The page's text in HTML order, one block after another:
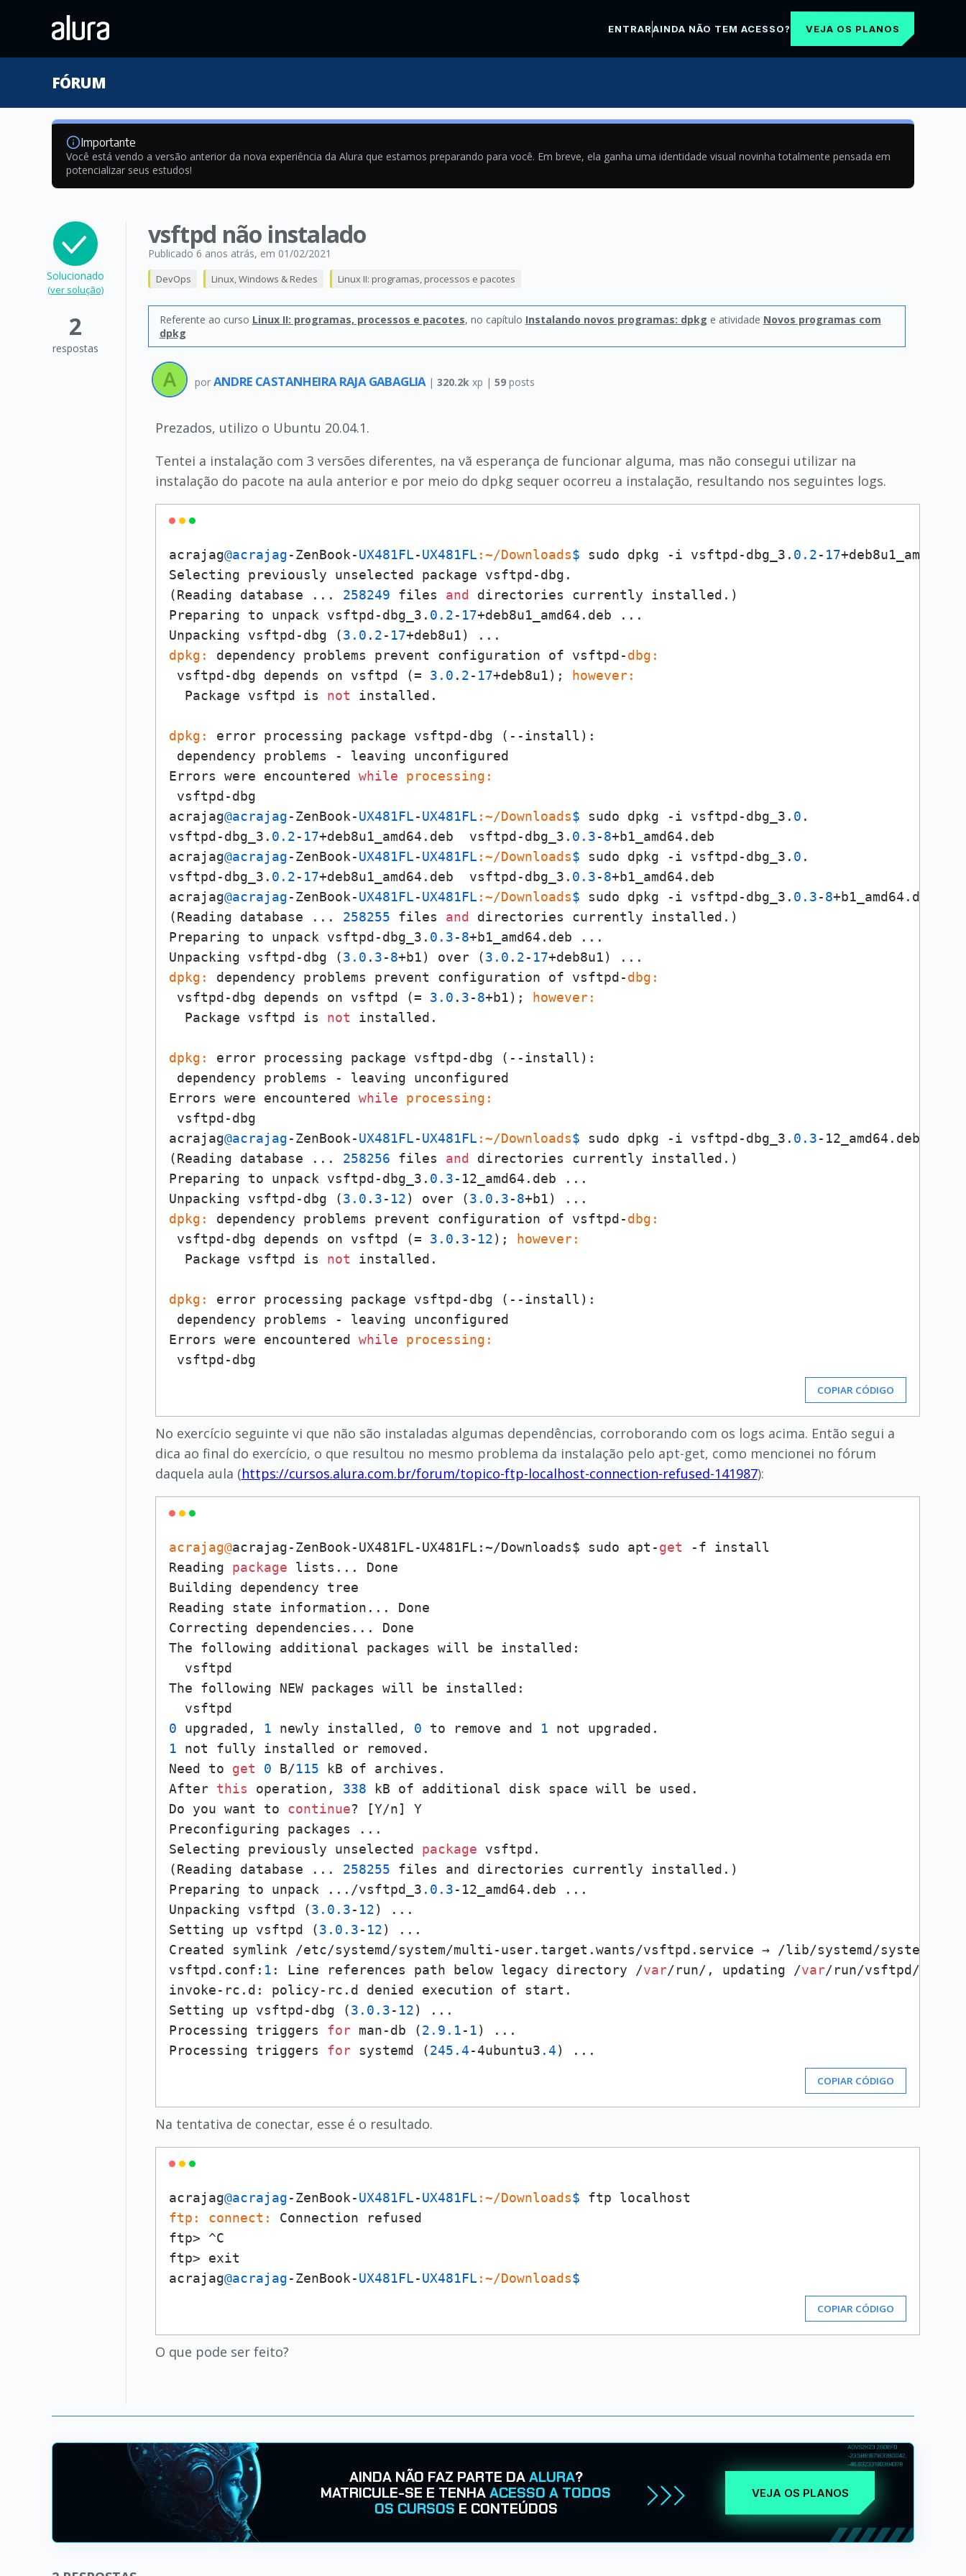
ENTRARAINDA NÃO TEM ACESSO? VEJA OS PLANOS
FÓRUM
Importante
Você está vendo a versão anterior da nova experiência da Alura que estamos preparando para você. Em breve, ela ganha uma identidade visual novinha totalmente pensada em
potencializar seus estudos!
Solucionado
(ver solução)
2
respostas
vsftpd não instalado
Publicado 6 anos atrás, em 01/02/2021
DevOps Linux, Windows & Redes Linux II: programas, processos e pacotes
Referente ao curso Linux II: programas, processos e pacotes, no capítulo Instalando novos programas: dpkg e atividade Novos programas com
dpkg
por ANDRE CASTANHEIRA RAJA GABAGLIA |320.2k xp |59 posts
Prezados, utilizo o Ubuntu 20.04.1.
Tentei a instalação com 3 versões diferentes, na vã esperança de funcionar alguma, mas não consegui utilizar na
instalação do pacote na aula anterior e por meio do dpkg sequer ocorreu a instalação, resultando nos seguintes logs.
acrajag@acrajag-ZenBook-UX481FL-UX481FL :~/Downloads$ sudo dpkg -i vsftpd-dbg_3. 0.2- 17
Selecting previously unselected package vsftpd-dbg.
(Reading database ... 258249 files and
directories currently installed.)
Preparing to unpack vsftpd-dbg_3. 0.2- 17+deb8u1_amd64.deb ...
Unpacking vsftpd-dbg (3.0 . 2- 17
dpkg:
dependency problems prevent configuration of vsftpd-dbg:
vsftpd-dbg depends on vsftpd (= 3.0 . 2- 17+deb8u1);
however:
  Package vsftpd is
not installed.
dpkg:
error processing package vsftpd-dbg (--install):
dependency problems - leaving unconfigured
Errors were encountered while
processing:
vsftpd-dbg
acrajag@acrajag-ZenBook-UX481FL-UX481FL :~/Downloads$ sudo dpkg -i vsftpd-dbg_3. 0 .
vsftpd-dbg_3. 0.2- 17+deb8u1_amd64.deb  vsftpd-dbg_3. 0.3-8+b1_amd64.deb
acrajag@acrajag-ZenBook-UX481FL-UX481FL :~/Downloads$ sudo dpkg -i vsftpd-dbg_3. 0 .
vsftpd-dbg_3. 0.2- 17+deb8u1_amd64.deb  vsftpd-dbg_3. 0.3-8+b1_amd64.deb
acrajag@acrajag-ZenBook-UX481FL-UX481FL :~/Downloads$ sudo dpkg -i vsftpd-dbg_3. 0.3-8+b1_amd64.deb
(Reading database ... 258255 files and
directories currently installed.)
Preparing to unpack vsftpd-dbg_3. 0.3-8+b1_amd64.deb ...
Unpacking vsftpd-dbg (3.0 . 3-8+b1) over (3.0 . 2- 17
dpkg:
dependency problems prevent configuration of vsftpd-dbg:
vsftpd-dbg depends on vsftpd (= 3.0 . 3-8+b1);
however:
  Package vsftpd is
not installed.
dpkg:
error processing package vsftpd-dbg (--install):
dependency problems - leaving unconfigured
Errors were encountered while
processing:
vsftpd-dbg
acrajag@acrajag-ZenBook-UX481FL-UX481FL :~/Downloads$ sudo dpkg -i vsftpd-dbg_3. 0.3-12_amd64.deb
(Reading database ... 258256 files and
directories currently installed.)
Preparing to unpack vsftpd-dbg_3. 0.3-12_amd64.deb ...
Unpacking vsftpd-dbg (3.0 . 3- 12) over (3.0 . 3-8
dpkg:
dependency problems prevent configuration of vsftpd-dbg:
vsftpd-dbg depends on vsftpd (= 3.0 . 3- 12);
however:
  Package vsftpd is
not installed.
dpkg:
error processing package vsftpd-dbg (--install):
dependency problems - leaving unconfigured
Errors were encountered while
processing:
COPIAR CÓDIGO
No exercício seguinte vi que não são instaladas algumas dependências, corroborando com os logs acima. Então segui a
dica ao final do exercício, o que resultou no mesmo problema da instalação pelo apt-get, como mencionei no fórum
daquela aula (https://cursos.alura.com.br/forum/topico-ftp-localhost-connection-refused-141987):
acrajag@acrajag-ZenBook-UX481FL-UX481FL:~/Downloads$ sudo apt-get -f install
Reading package lists... Done
Building dependency tree
Reading state information... Done
Correcting dependencies... Done
The following additional packages will be installed:
  vsftpd
The following NEW packages will be installed:
0 upgraded, 1 newly installed, 0 to remove and 1
1 not fully installed or removed.
Need to get 0 B/115 kB of archives.
After this operation, 338 kB of additional disk space will be used.
Do you want to continue? [Y/n] Y
Preconfiguring packages ...
Selecting previously unselected package vsftpd.
(Reading database ... 258255 files and directories currently installed.)
Preparing to unpack .../vsftpd_3 .0 .3-12_amd64.deb ...
Unpacking vsftpd (3.0 .3- 12) ...
Setting up vsftpd (3.0 .3- 12) ...
Created symlink /etc/systemd/system/multi-user.target.wants/vsftpd.service → /lib/systemd/system/
vsftpd.conf: 1 : Line references path below legacy directory /var/run/, updating /var/run/vsftpd/
invoke-rc.d: policy-rc.d denied execution of start.
Setting up vsftpd-dbg (3.0 .3- 12) ...
Processing triggers for man-db (2.9 .1- 1) ...
Processing triggers for systemd (245.4-4ubuntu3 .4
COPIAR CÓDIGO
Na tentativa de conectar, esse é o resultado.
acrajag@acrajag-ZenBook-UX481FL-UX481FL :~/Downloads$
ftp:
connect:
Connection refused
ftp> ^C
ftp> exit
acrajag@acrajag-ZenBook-UX481FL-UX481FL :~/Downloads$
COPIAR CÓDIGO
O que pode ser feito?
AINDA NÃO FAZ PARTE DAALURA?
MATRICULE-SE E TENHAACESSO A TODOS
OS CURSOS E CONTEÚDOS
VEJA OS PLANOS